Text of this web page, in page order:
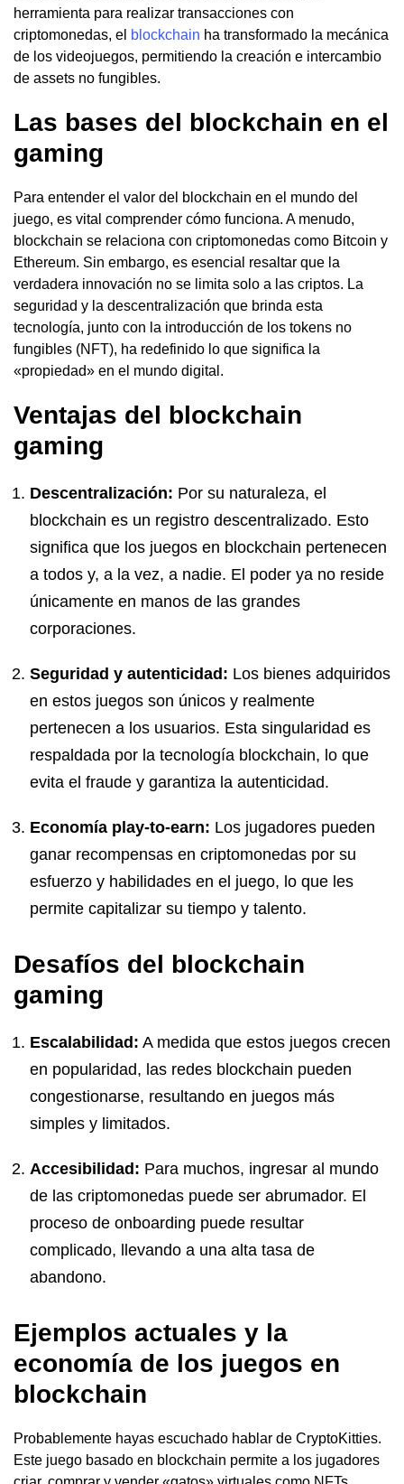
herramienta para realizar transacciones con
criptomonedas, el blockchain ha transformado la mecánica
de los videojuegos, permitiendo la creación e intercambio
de assets no fungibles.
Las bases del blockchain en el
gaming
Para entender el valor del blockchain en el mundo del
juego, es vital comprender cómo funciona. A menudo,
blockchain se relaciona con criptomonedas como Bitcoin y
Ethereum. Sin embargo, es esencial resaltar que la
verdadera innovación no se limita solo a las criptos. La
seguridad y la descentralización que brinda esta
tecnología, junto con la introducción de los tokens no
fungibles (NFT), ha redefinido lo que significa la
«propiedad» en el mundo digital.
Ventajas del blockchain
gaming
Descentralización: Por su naturaleza, el
blockchain es un registro descentralizado. Esto
significa que los juegos en blockchain pertenecen
a todos y, a la vez, a nadie. El poder ya no reside
únicamente en manos de las grandes
corporaciones.
Seguridad y autenticidad: Los bienes adquiridos
en estos juegos son únicos y realmente
pertenecen a los usuarios. Esta singularidad es
respaldada por la tecnología blockchain, lo que
evita el fraude y garantiza la autenticidad.
Economía play-to-earn: Los jugadores pueden
ganar recompensas en criptomonedas por su
esfuerzo y habilidades en el juego, lo que les
permite capitalizar su tiempo y talento.
Desafíos del blockchain
gaming
Escalabilidad: A medida que estos juegos crecen
en popularidad, las redes blockchain pueden
congestionarse, resultando en juegos más
simples y limitados.
Accesibilidad: Para muchos, ingresar al mundo
de las criptomonedas puede ser abrumador. El
proceso de onboarding puede resultar
complicado, llevando a una alta tasa de
abandono.
Ejemplos actuales y la
economía de los juegos en
blockchain
Probablemente hayas escuchado hablar de CryptoKitties.
Este juego basado en blockchain permite a los jugadores